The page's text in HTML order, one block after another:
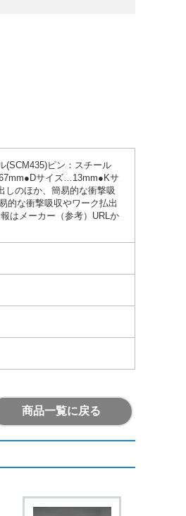
ピン：スチール
サイズ…13mm●Kサ
のほか、簡易的な衝撃吸
的な衝撃吸収やワーク払出
はメーカー（参考）URLか
商品一覧に戻る